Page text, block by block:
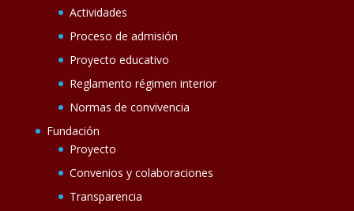
Actividades
Proceso de admisión
Proyecto educativo
Reglamento régimen interior
Normas de convivencia
Fundación
Proyecto
Convenios y colaboraciones
Transparencia